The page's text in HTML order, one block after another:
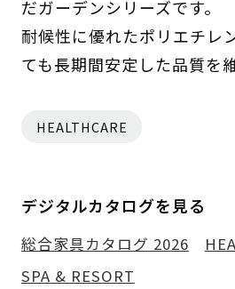
だガーデンシリーズです。
耐候性に優れたポリエチレ
ても長期間安定した品質を
HEALTHCARE
デジタルカタログを見る
総合家具カタログ 2026
SPA & RESORT